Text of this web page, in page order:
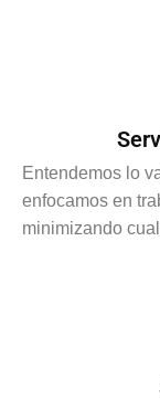
Entendemos lo
enfocamos en
minimizando